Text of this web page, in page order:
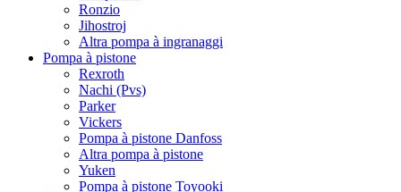
Ronzio
Jihostroj
Altra pompa à ingranaggi
Pompa à pistone
Rexroth
Nachi (Pvs)
Parker
Vickers
Pompa à pistone Danfoss
Altra pompa à pistone
Yuken
Pompa à pistone Toyooki